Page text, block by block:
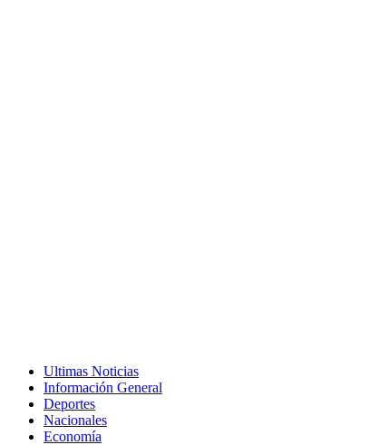
Ultimas Noticias
Información General
Deportes
Nacionales
Economía